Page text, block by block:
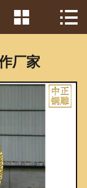
首页
户见证
识问答
 
厂家